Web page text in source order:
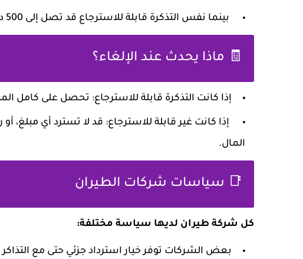
بينما نفس التذكرة قابلة للاسترجاع قد تصل إلى 500 دولار أو أكثر.
🧾 ماذا يحدث عند الإلغاء؟
إذا كانت التذكرة قابلة للاسترجاع: تحصل على كامل
إذا كانتغير قابلة للاسترجاع
المال.
📑 سياسات شركات الطيران
كل شركة طيران لديها سياسة مختلفة:
بعض الشركات توفر خياراسترداد جزئي حتى مع التذاكر